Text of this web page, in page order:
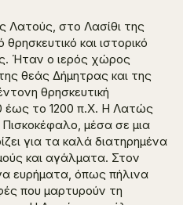
Λατούς, στο Λασίθι της
και ιστορικό
Ήταν ο ιερός χώρος
θεάς Δήμητρας και της
θρησκευτική
έως το 1200 π.Χ. Η Λατώς
μέσα σε μια
για τα καλά διατηρημένα
και αγάλματα. Στον
ευρήματα, όπως πήλινα
που μαρτυρούν τη